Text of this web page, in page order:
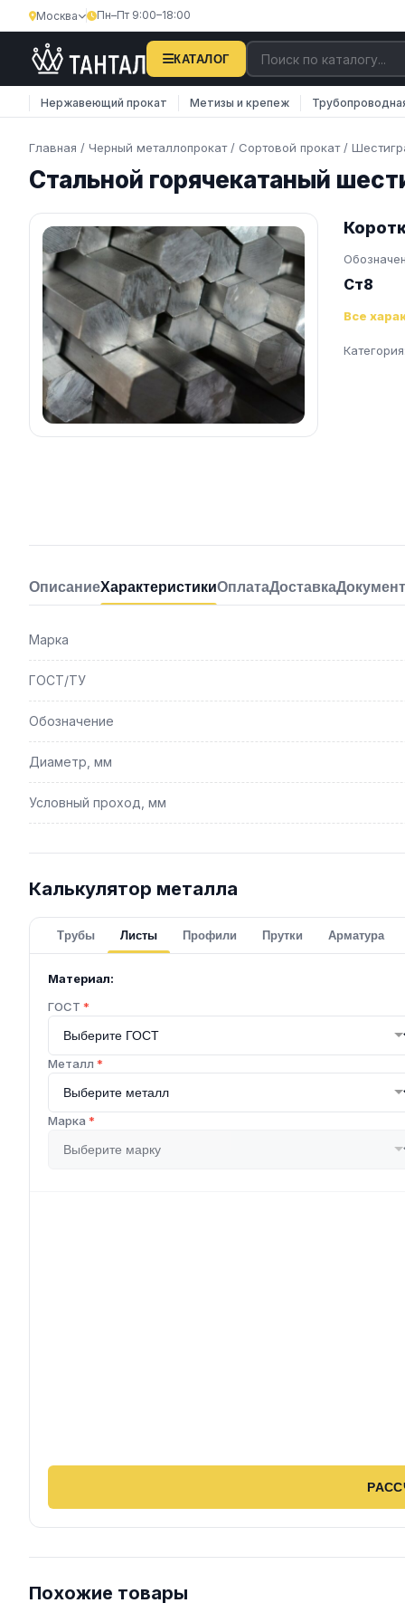
Москва Пн–Пт 9:00–18:00
КАТАЛОГ
Нержавеющий прокат Метизы и крепеж
Главная / Черный металлопрокат / Сортовой прокат /
Стальной горячекатаный
Ст8
Все
Категория:
ОписаниеХарактеристикиОплатаДоставка
Марка
ГОСТ/ТУ
Обозначение
Диаметр, мм
Условный проход, мм
Калькулятор металла
Трубы Листы Профили Прутки Арматура
Материал:
ГОСТ *
Металл *
Марка *
Похожие товары